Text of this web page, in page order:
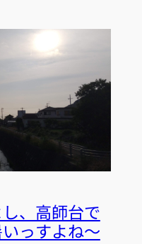
、高師台で
っすよね～